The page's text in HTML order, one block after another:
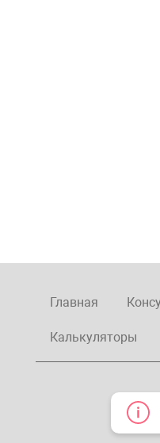
Главная
Калькуляторы